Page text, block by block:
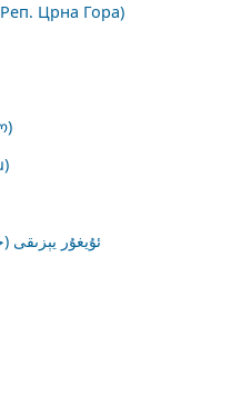
Црна Гора)
ئۇيغۇر يېزىقى